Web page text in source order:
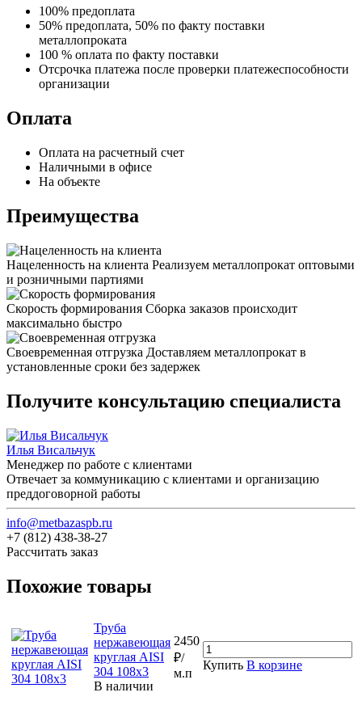
100% предоплата
50% предоплата, 50% по факту поставки
металлопроката
100 % оплата по факту поставки
Отсрочка платежа после проверки платежеспособности
организации
Оплата
Оплата на расчетный счет
Наличными в офисе
На объекте
Преимущества
Нацеленность на клиента Реализуем металлопрокат оптовыми
и розничными партиями
Скорость формирования Сборка заказов происходит
максимально быстро
Своевременная отгрузка Доставляем металлопрокат в
установленные сроки без задержек
Получите консультацию специалиста
Илья Висальчук
Менеджер по работе с клиентами
Отвечает за коммуникацию с клиентами и организацию
преддоговорной работы
info@metbazaspb.ru
+7 (812) 438-38-27
Рассчитать заказ
Похожие товары
Труба
нержавеющая
круглая AISI
304 108х3
В наличии
2450
₽/
м.п
Купить В корзине